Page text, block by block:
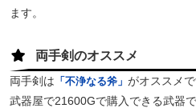
ます。
両手剣のオススメ
両手剣は 「不浄なる斧」 がオススメ
武器屋で21600Gで購入できる武器